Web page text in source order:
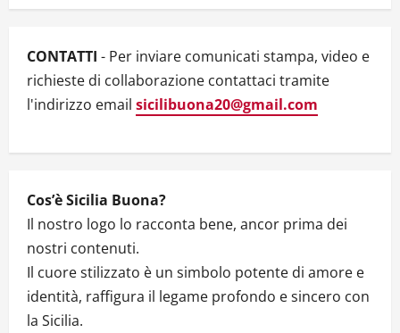
moderni
CONTATTI - Per inviare comunicati stampa, video e
richieste di collaborazione contattaci tramite
l'indirizzo email sicilibuona20@gmail.com
Cos’è Sicilia Buona?
Il nostro logo lo racconta bene, ancor prima dei
nostri contenuti.
Il cuore stilizzato è un simbolo potente di amore e
identità, raffigura il legame profondo e sincero con
la Sicilia.